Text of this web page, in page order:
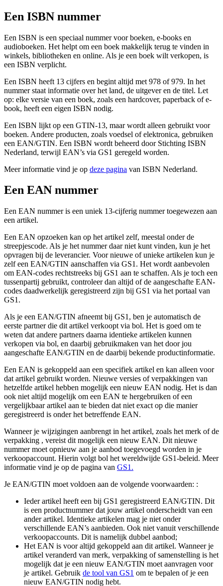
Een ISBN nummer
Een ISBN is een speciaal nummer voor boeken, e-books en
audioboeken. Het helpt om een boek makkelijk terug te vinden in
winkels, bibliotheken en online. Als je een boek wilt verkopen, is
een ISBN verplicht.
Een ISBN heeft 13 cijfers en begint altijd met 978 of 979. In het
nummer staat informatie over het land, de uitgever en de titel. Let
op: elke versie van een boek, zoals een hardcover, paperback of e-
book, heeft een eigen ISBN nodig.
Een ISBN lijkt op een GTIN-13, maar wordt alleen gebruikt voor
boeken. Andere producten, zoals voedsel of elektronica, gebruiken
een EAN/GTIN. Een ISBN wordt beheerd door Stichting ISBN
Nederland, terwijl EAN’s via GS1 geregeld worden.
Meer informatie vind je op deze pagina van ISBN Nederland.
Een EAN nummer
Een EAN nummer is een uniek 13-cijferig nummer toegewezen aan
een artikel.
Een EAN opzoeken kan op het artikel zelf, meestal onder de
streepjescode. Als je het nummer daar niet kunt vinden, kun je het
opvragen bij de leverancier. Voor nieuwe of unieke artikelen kun je
zelf een EAN/GTIN aanschaffen via GS1. Het wordt aanbevolen
om EAN-codes rechtstreeks bij GS1 aan te schaffen. Als je toch een
tussenpartij gebruikt, controleer dan altijd of de aangeschafte EAN-
codes daadwerkelijk geregistreerd zijn bij GS1 via het portaal van
GS1.
Als je een EAN/GTIN afneemt bij GS1, ben je automatisch de
eerste partner die dit artikel verkoopt via bol. Het is goed om te
weten dat andere partners daarna identieke artikelen kunnen
verkopen via bol, en daarbij gebruikmaken van het door jou
aangeschafte EAN/GTIN en de daarbij bekende productinformatie.
Een EAN is gekoppeld aan een specifiek artikel en kan alleen voor
dat artikel gebruikt worden. Nieuwe versies of verpakkingen van
hetzelfde artikel hebben mogelijk een nieuw EAN nodig. Het is dan
ook niet altijd mogelijk om een EAN te hergebruiken of een
vergelijkbaar artikel aan te bieden dat niet exact op die manier
geregistreerd is onder het betreffende EAN.
Wanneer je wijzigingen aanbrengt in het artikel, zoals het merk of de
verpakking , vereist dit mogelijk een nieuw EAN. Dit nieuwe
nummer moet opnieuw aan je aanbod toegevoegd worden in je
verkoopaccount. Hierin volgt bol het wereldwijde GS1-beleid. Meer
informatie vind je op de pagina van GS1.
Je EAN/GTIN moet voldoen aan de volgende voorwaarden: :
Ieder artikel heeft een bij GS1 geregistreerd EAN/GTIN. Dit
is een productnummer dat jouw artikel onderscheidt van een
ander artikel. Identieke artikelen mag je niet onder
verschillende EAN’s aanbieden. Ook niet vanuit verschillende
verkoopaccounts. Dit is namelijk dubbel aanbod;
Het EAN is voor altijd gekoppeld aan dit artikel. Wanneer je
artikel veranderd van merk, verpakking of samenstelling is het
mogelijk dat je een nieuw EAN/GTIN moet aanvragen voor
je artikel. Gebruik de tool van GS1 om te bepalen of je een
nieuw EAN/GTIN nodig hebt.